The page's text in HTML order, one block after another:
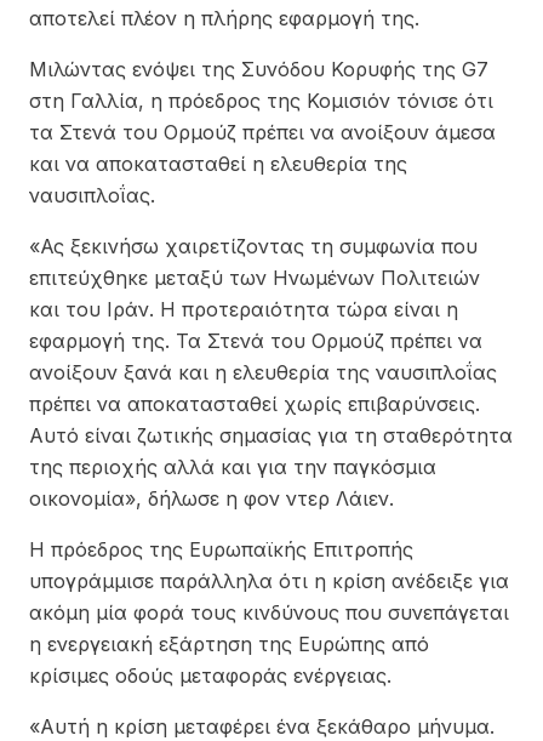
αποτελεί πλέον η πλήρης εφαρμογή της.
Μιλώντας ενόψει της Συνόδου Κορυφής της G7
στη Γαλλία, η πρόεδρος της Κομισιόν τόνισε ότι
τα Στενά του Ορμούζ πρέπει να ανοίξουν άμεσα
και να αποκατασταθεί η ελευθερία της
ναυσιπλοΐας.
«Ας ξεκινήσω χαιρετίζοντας τη συμφωνία που
επιτεύχθηκε μεταξύ των Ηνωμένων Πολιτειών
και του Ιράν. Η προτεραιότητα τώρα είναι η
εφαρμογή της. Τα Στενά του Ορμούζ πρέπει να
ανοίξουν ξανά και η ελευθερία της ναυσιπλοΐας
πρέπει να αποκατασταθεί χωρίς επιβαρύνσεις.
Αυτό είναι ζωτικής σημασίας για τη σταθερότητα
της περιοχής αλλά και για την παγκόσμια
οικονομία», δήλωσε η φον ντερ Λάιεν.
Η πρόεδρος της Ευρωπαϊκής Επιτροπής
υπογράμμισε παράλληλα ότι η κρίση ανέδειξε για
ακόμη μία φορά τους κινδύνους που συνεπάγεται
η ενεργειακή εξάρτηση της Ευρώπης από
κρίσιμες οδούς μεταφοράς ενέργειας.
«Αυτή η κρίση μεταφέρει ένα ξεκάθαρο μήνυμα.